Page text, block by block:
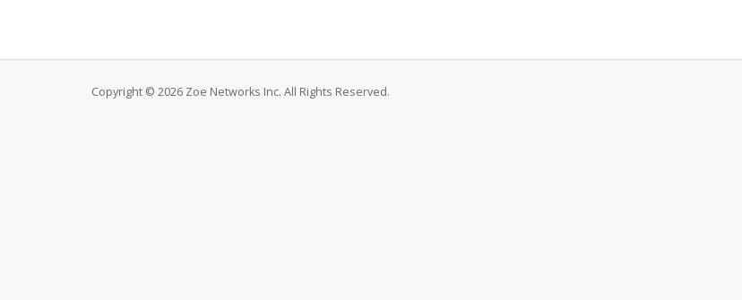
Copyright © 2026 Zoe Networks Inc. All Rights Reserved.